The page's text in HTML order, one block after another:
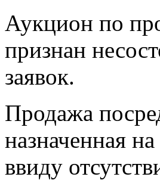
Аукцион по
признан
заявок.
Продажа
назначенная
ввиду